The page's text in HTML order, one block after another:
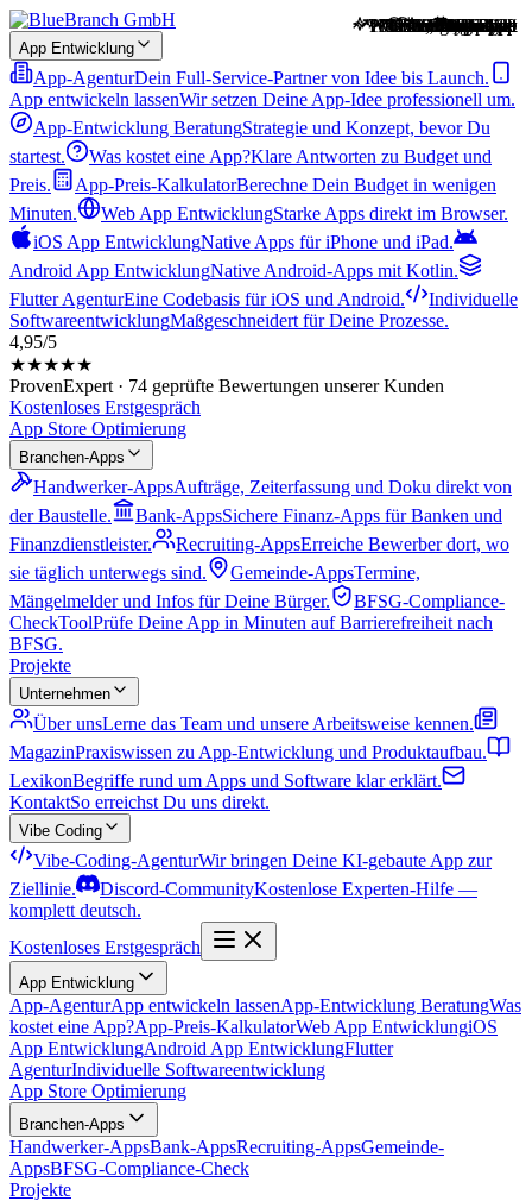
App Entwicklung
App-AgenturDein Full-Service-Partner von Idee bis Launch.
App entwickeln lassenWir setzen Deine App-Idee professionell um.
App-Entwicklung BeratungStrategie und Konzept, bevor Du
startest.
Was kostet eine App?Klare Antworten zu Budget und
Preis.
App-Preis-KalkulatorBerechne Dein Budget in wenigen
Minuten.
Web App EntwicklungStarke Apps direkt im Browser.
iOS App EntwicklungNative Apps für iPhone und iPad.
Android App EntwicklungNative Android-Apps mit Kotlin.
Flutter AgenturEine Codebasis für iOS und Android.
Individuelle
SoftwareentwicklungMaßgeschneidert für Deine Prozesse.
4,95/5
★★★★★
ProvenExpert · 74 geprüfte Bewertungen unserer Kunden
Kostenloses Erstgespräch
App Store Optimierung
Branchen-Apps
Handwerker-AppsAufträge, Zeiterfassung und Doku direkt von
der Baustelle.
Bank-AppsSichere Finanz-Apps für Banken und
Finanzdienstleister.
Recruiting-AppsErreiche Bewerber dort, wo
sie täglich unterwegs sind.
Gemeinde-AppsTermine,
Mängelmelder und Infos für Deine Bürger.
BFSG-Compliance-
CheckToolPrüfe Deine App in Minuten auf Barrierefreiheit nach
BFSG.
Projekte
Unternehmen
Über unsLerne das Team und unsere Arbeitsweise kennen.
MagazinPraxiswissen zu App-Entwicklung und Produktaufbau.
LexikonBegriffe rund um Apps und Software klar erklärt.
KontaktSo erreichst Du uns direkt.
Vibe Coding
Vibe-Coding-AgenturWir bringen Deine KI-gebaute App zur
Ziellinie.
Discord-CommunityKostenlose Experten-Hilfe —
komplett deutsch.
Kostenloses Erstgespräch
App Entwicklung
App-AgenturApp entwickeln lassenApp-Entwicklung BeratungWas
kostet eine App?App-Preis-KalkulatorWeb App EntwicklungiOS
App EntwicklungAndroid App EntwicklungFlutter
AgenturIndividuelle Softwareentwicklung
App Store Optimierung
Branchen-Apps
Handwerker-AppsBank-AppsRecruiting-AppsGemeinde-
AppsBFSG-Compliance-Check
Projekte
11 Einrichtungen
Webshop live
Relaunch
100.000+ Alt-Texte
Web-App
KI-gestützt
70 % Zeit gespart
Webshop
App live
Web-App
Web-App
Matching + Swipe
Platz 1 „Vorschule“
Platz 1 „Unfall“
Benefits verdient
seit 2023
WeClapp-Sync
Outlook-Sync
Wochenend-Projekt
KI-Vorschau